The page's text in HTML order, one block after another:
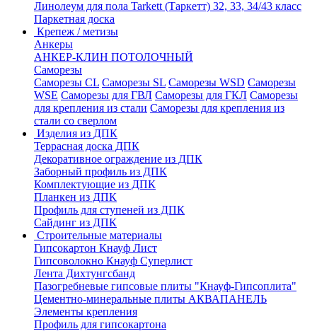
Линолеум для пола Tarkett (Таркетт) 32, 33, 34/43 класс
Паркетная доска
Крепеж / метизы
Анкеры
АНКЕР-КЛИН ПОТОЛОЧНЫЙ
Саморезы
Саморезы CL Саморезы SL Саморезы WSD Саморезы
WSE Саморезы для ГВЛ Саморезы для ГКЛ Саморезы
для крепления из стали Саморезы для крепления из
стали со сверлом
Изделия из ДПК
Террасная доска ДПК
Декоративное ограждение из ДПК
Заборный профиль из ДПК
Комплектующие из ДПК
Планкен из ДПК
Профиль для ступеней из ДПК
Сайдинг из ДПК
Строительные материалы
Гипсокартон Кнауф Лист
Гипсоволокно Кнауф Суперлист
Лента Дихтунгсбанд
Пазогребневые гипсовые плиты "Кнауф-Гипсоплита"
Цементно-минеральные плиты АКВАПАНЕЛЬ
Элементы крепления
Профиль для гипсокартона